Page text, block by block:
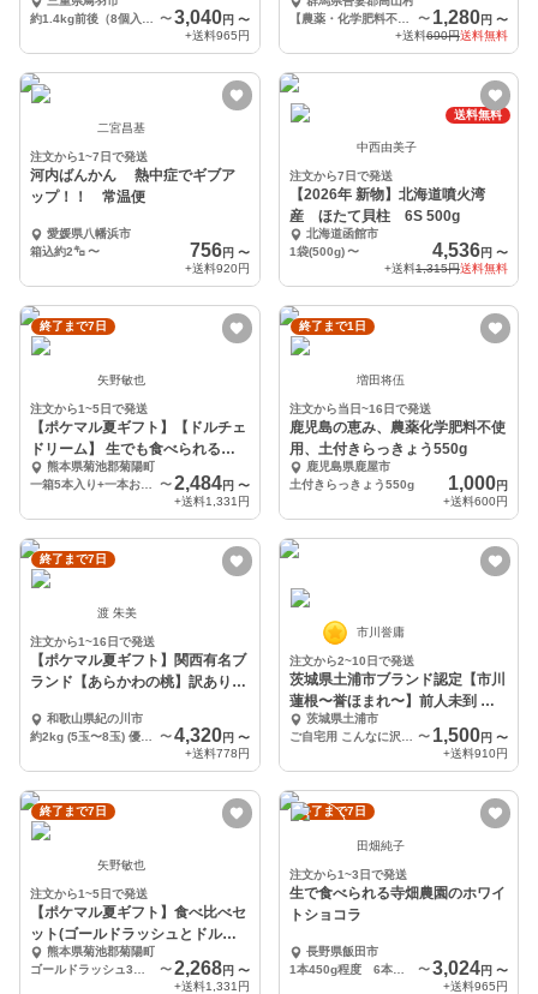
〜 3,040円 〜
+送料965円
学肥料不使用】
【農薬・化学肥料不使用】高山きゅうり2kg(約5本)箱入り
〜 1,280円 〜
+送料690円送料無料
二宮昌基
注文から1~7日で発送
河内ばんかん 熱中症でギブア
ップ！！ 常温便
愛媛県八幡浜市
箱込約2㌔〜 756円 〜
+送料920円
送料無料
中西由美子
注文から7日で発送
【2026年 新物】北海道噴火湾
産 ほたて貝柱 6S 500g
北海道函館市
1袋(500g) 〜 4,536円 〜
+送料1,315円送料無料
終了まで7日
矢野敏也
注文から1~5日で発送
【ポケマル夏ギフト】【ドルチェ
ドリーム】 生でも食べられると
うもろこし
熊本県菊池郡菊陽町
〜 2,484円 〜
+送料1,331円
終了まで1日
増田将伍
注文から当日~16日で発送
鹿児島の恵み、農薬化学肥料不使
用、土付きらっきょう550g
鹿児島県鹿屋市
土付きらっきょう550g
1,000円
+送料600円
終了まで7日
渡 朱美
注文から1~16日で発送
【ポケマル夏ギフト】関西有名ブ
ランド【あらかわの桃】訳あり
和歌山県紀の川市
〜 4,320円 〜
+送料778円
市川誉庸
注文から2~10日で発送
茨城県土浦市ブランド認定【市川
蓮根〜誉ほまれ〜】前人未到 れ
んこんグランプリ覇者
茨城県土浦市
〜 1,500円 〜
+送料910円
終了まで7日
矢野敏也
注文から1~5日で発送
【ポケマル夏ギフト】食べ比べセ
ット(ゴールドラッシュとドルチ
ェドリーム)
熊本県菊池郡菊陽町
〜 2,268円 〜
+送料1,331円
終了まで7日
田畑純子
注文から1~3日で発送
生で食べられる寺畑農園のホワイ
トショコラ
長野県飯田市
1本450g程度 6本入り
〜3,024円 〜
+送料965円